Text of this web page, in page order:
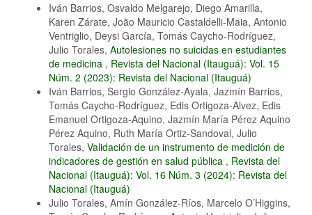
Iván Barrios, Osvaldo Melgarejo, Diego Amarilla,
Karen Zárate, João Mauricio Castaldelli-Maia, Antonio
Ventriglio, Deysi García, Tomás Caycho-Rodríguez,
Julio Torales, Autolesiones no suicidas en estudiantes
de medicina , Revista del Nacional (Itauguá): Vol. 15
Núm. 2 (2023): Revista del Nacional (Itauguá)
Iván Barrios, Sergio González-Ayala, Jazmín Barrios,
Tomás Caycho-Rodríguez, Edis Ortigoza-Alvez, Edis
Emanuel Ortigoza-Aquino, Jazmín María Pérez Aquino
Pérez Aquino, Ruth María Ortiz-Sandoval, Julio
Torales, Validación de un instrumento de medición de
indicadores de gestión en salud pública , Revista del
Nacional (Itauguá): Vol. 16 Núm. 3 (2024): Revista del
Nacional (Itauguá)
Julio Torales, Amín González-Ríos, Marcelo O’Higgins,